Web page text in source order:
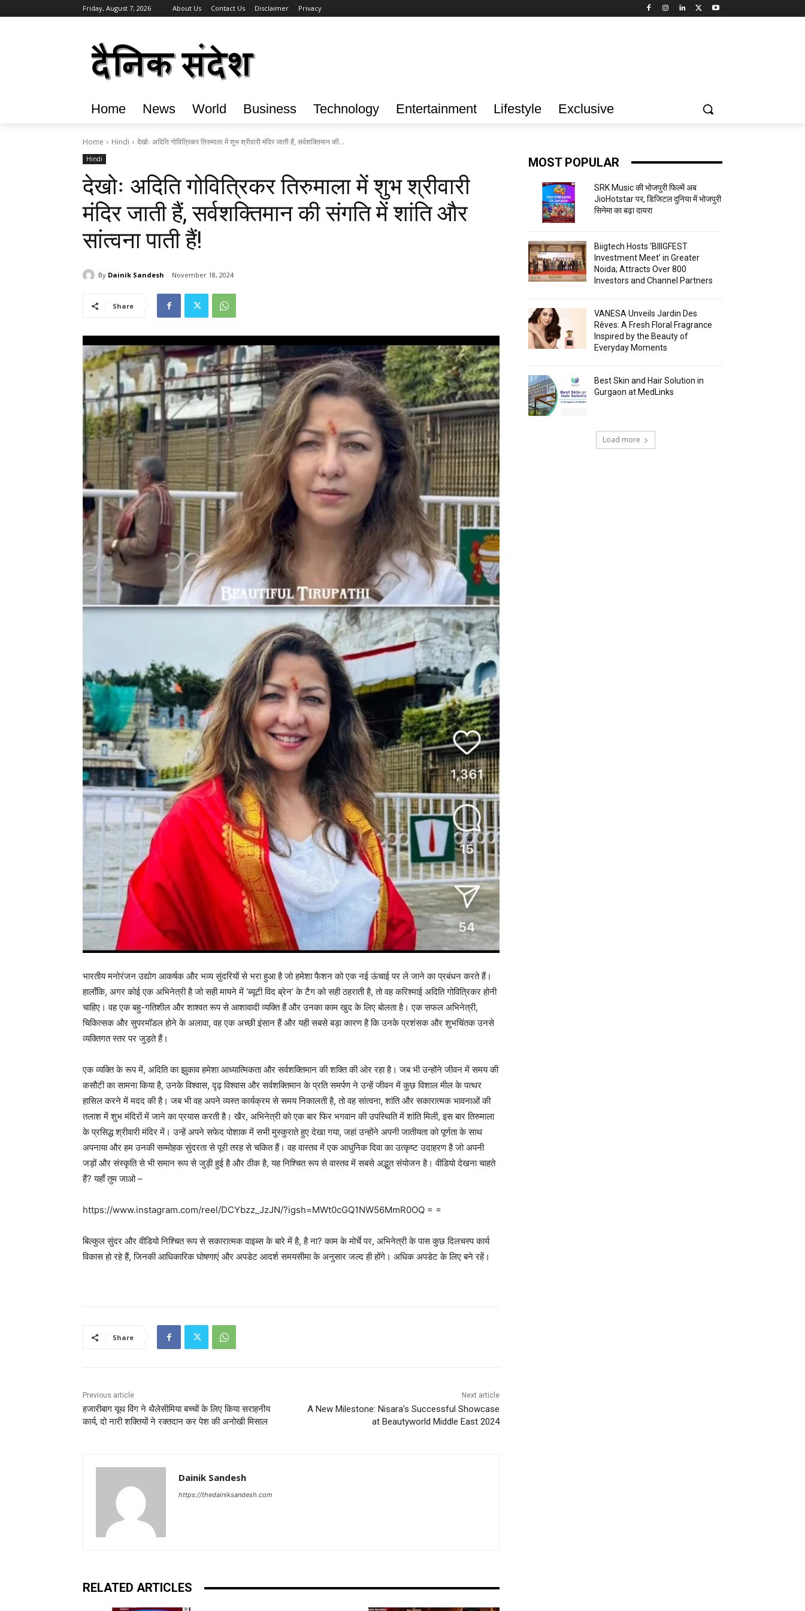
Friday, August 7, 2026 About Us Contact Us Disclaimer Privacy
Home News World Business Technology Entertainment Lifestyle Exclusive
Home Hindi देखोः अदिति गोवित्रिकर तिरुमाला में शुभ श्रीवारी मंदिर जाती हैं, सर्वशक्तिमान की...
Hindi
देखोः अदिति गोवित्रिकर तिरुमाला में शुभ श्रीवारी
मंदिर जाती हैं, सर्वशक्तिमान की संगति में शांति और
सांत्वना पाती हैं!
By Dainik Sandesh November 18, 2024
Share
भारतीय मनोरंजन उद्योग आकर्षक और भव्य सुंदरियों से भरा हुआ है जो हमेशा फैशन को एक नई ऊंचाई पर ले जाने का प्रबंधन करते हैं।
हालाँकि, अगर कोई एक अभिनेत्री है जो सही मायने में ‘ब्यूटी विद ब्रेन’ के टैग को सही ठहराती है, तो वह करिश्माई अदिति गोवित्रिकर होनी
चाहिए। वह एक बहु-गतिशील और शाश्वत रूप से आशावादी व्यक्ति हैं और उनका काम खुद के लिए बोलता है। एक सफल अभिनेत्री,
चिकित्सक और सुपरमॉडल होने के अलावा, वह एक अच्छी इंसान हैं और यही सबसे बड़ा कारण है कि उनके प्रशंसक और शुभचिंतक उनसे
व्यक्तिगत स्तर पर जुड़ते हैं।
एक व्यक्ति के रूप में, अदिति का झुकाव हमेशा आध्यात्मिकता और सर्वशक्तिमान की शक्ति की ओर रहा है। जब भी उन्होंने जीवन में समय की
कसौटी का सामना किया है, उनके विश्वास, दृढ़ विश्वास और सर्वशक्तिमान के प्रति समर्पण ने उन्हें जीवन में कुछ विशाल मील के पत्थर
हासिल करने में मदद की है। जब भी वह अपने व्यस्त कार्यक्रम से समय निकालती है, तो वह सांत्वना, शांति और सकारात्मक भावनाओं की
तलाश में शुभ मंदिरों में जाने का प्रयास करती है। खैर, अभिनेत्री को एक बार फिर भगवान की उपस्थिति में शांति मिली, इस बार तिरुमाला
के प्रसिद्ध श्रीवारी मंदिर में। उन्हें अपने सफेद पोशाक में सभी मुस्कुराते हुए देखा गया, जहां उन्होंने अपनी जातीयता को पूर्णता के साथ
अपनाया और हम उनकी सम्मोहक सुंदरता से पूरी तरह से चकित हैं। वह वास्तव में एक आधुनिक दिवा का उत्कृष्ट उदाहरण है जो अपनी
जड़ों और संस्कृति से भी समान रूप से जुड़ी हुई है और ठीक है, यह निश्चित रूप से वास्तव में सबसे अद्भुत संयोजन है। वीडियो देखना चाहते
हैं? यहाँ तुम जाओ –
https://www.instagram.com/reel/DCYbzz_JzJN/?igsh=MWt0cGQ1NW56MmR0OQ = =
बिल्कुल सुंदर और वीडियो निश्चित रूप से सकारात्मक वाइब्स के बारे में है, है ना? काम के मोर्चे पर, अभिनेत्री के पास कुछ दिलचस्प कार्य
विकास हो रहे हैं, जिनकी आधिकारिक घोषणाएं और अपडेट आदर्श समयसीमा के अनुसार जल्द ही होंगे। अधिक अपडेट के लिए बने रहें।
Share
Previous article
हजारीबाग यूथ विंग ने थैलेसीमिया बच्चों के लिए किया सराहनीय
कार्य, दो नारी शक्तियों ने रक्तदान कर पेश की अनोखी मिसाल
Next article
A New Milestone: Nisara’s Successful Showcase
at Beautyworld Middle East 2024
Dainik Sandesh
https://thedainiksandesh.com
RELATED ARTICLES
MOST POPULAR
SRK Music की भोजपुरी फिल्में अब
JioHotstar पर, डिजिटल दुनिया में भोजपुरी
सिनेमा का बढ़ा दायरा
Biigtech Hosts ‘BIIIGFEST
Investment Meet’ in Greater
Noida; Attracts Over 800
Investors and Channel Partners
VANESA Unveils Jardin Des
Rêves: A Fresh Floral Fragrance
Inspired by the Beauty of
Everyday Moments
Best Skin and Hair Solution in
Gurgaon at MedLinks
Load more